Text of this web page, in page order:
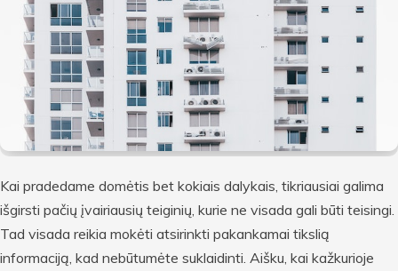
Kai pradedame domėtis bet kokiais dalykais, tikriausiai galima
išgirsti pačių įvairiausių teiginių, kurie ne visada gali būti teisingi.
Tad visada reikia mokėti atsirinkti pakankamai tikslią
informaciją, kad nebūtumėte suklaidinti. Aišku, kai kažkurioje